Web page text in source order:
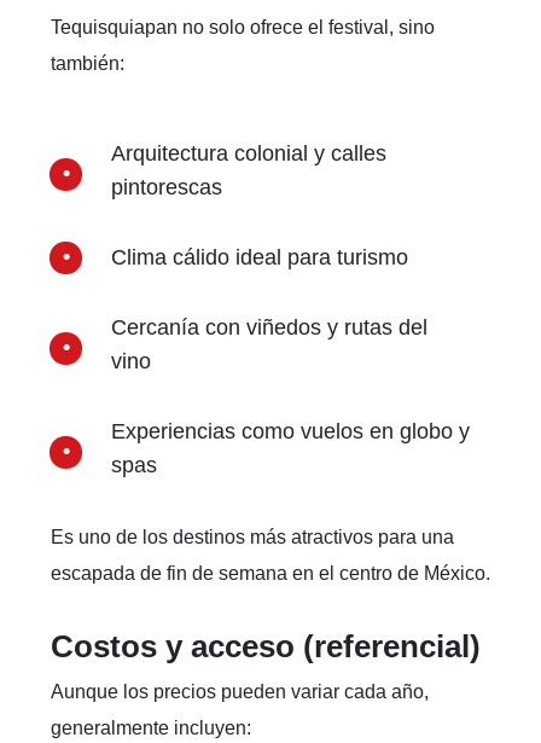
Tequisquiapan no solo ofrece el festival, sino
también:
Arquitectura colonial y calles
pintorescas
Clima cálido ideal para turismo
Cercanía con viñedos y rutas del
vino
Experiencias como vuelos en globo y
spas
Es uno de los destinos más atractivos para una
escapada de fin de semana en el centro de México.
Costos y acceso (referencial)
Aunque los precios pueden variar cada año,
generalmente incluyen: